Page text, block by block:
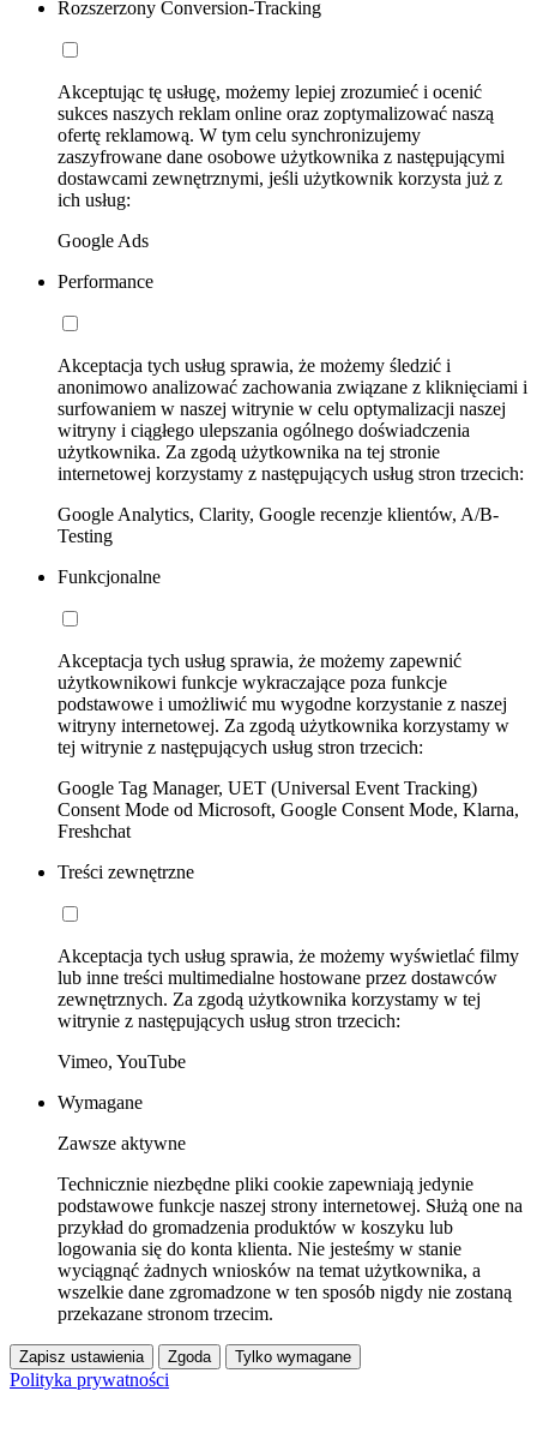
Rozszerzony Conversion-Tracking
Akceptując tę usługę, możemy lepiej zrozumieć i ocenić
sukces naszych reklam online oraz zoptymalizować naszą
ofertę reklamową. W tym celu synchronizujemy
zaszyfrowane dane osobowe użytkownika z następującymi
dostawcami zewnętrznymi, jeśli użytkownik korzysta już z
ich usług:
Google Ads
Performance
Akceptacja tych usług sprawia, że możemy śledzić i
anonimowo analizować zachowania związane z kliknięciami i
surfowaniem w naszej witrynie w celu optymalizacji naszej
witryny i ciągłego ulepszania ogólnego doświadczenia
użytkownika. Za zgodą użytkownika na tej stronie
internetowej korzystamy z następujących usług stron trzecich:
Google Analytics, Clarity, Google recenzje klientów, A/B-
Testing
Funkcjonalne
Akceptacja tych usług sprawia, że możemy zapewnić
użytkownikowi funkcje wykraczające poza funkcje
podstawowe i umożliwić mu wygodne korzystanie z naszej
witryny internetowej. Za zgodą użytkownika korzystamy w
tej witrynie z następujących usług stron trzecich:
Google Tag Manager, UET (Universal Event Tracking)
Consent Mode od Microsoft, Google Consent Mode, Klarna,
Freshchat
Treści zewnętrzne
Akceptacja tych usług sprawia, że możemy wyświetlać filmy
lub inne treści multimedialne hostowane przez dostawców
zewnętrznych. Za zgodą użytkownika korzystamy w tej
witrynie z następujących usług stron trzecich:
Vimeo, YouTube
Wymagane
Zawsze aktywne
Technicznie niezbędne pliki cookie zapewniają jedynie
podstawowe funkcje naszej strony internetowej. Służą one na
przykład do gromadzenia produktów w koszyku lub
logowania się do konta klienta. Nie jesteśmy w stanie
wyciągnąć żadnych wniosków na temat użytkownika, a
wszelkie dane zgromadzone w ten sposób nigdy nie zostaną
przekazane stronom trzecim.
Zapisz ustawienia Zgoda Tylko wymagane
Polityka prywatności